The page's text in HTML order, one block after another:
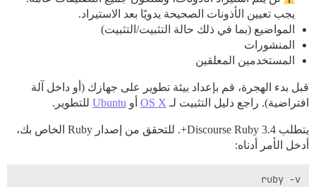
يجب تعيين الأذونات الصحيحة يدويًا بعد الاستيراد.
المواضيع (بما في ذلك حالة التثبيت/التثبيت)
المنشورات
المستخدمين المعلقين
قبل بدء الهجرة، قم بإعداد بيئة تطوير على جهازك (أو داخل آلة
افتراضية). راجع دليل التثبيت لـ OS X أو Ubuntu للتطوير.
يتطلب Discourse Ruby 3.4+. للتحقق من إصدار Ruby الخاص بك،
أدخل الأمر أدناه:
ruby -v